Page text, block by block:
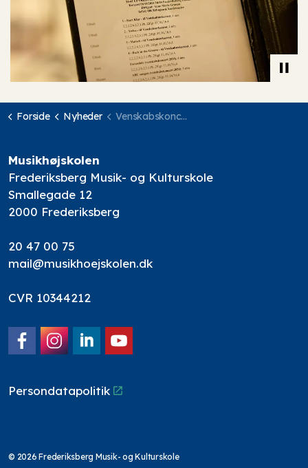
Forside Nyheder Venskabskoncert Copenhagen Phil 2024
Musikhøjskolen
Frederiksberg Musik- og Kulturskole
Smallegade 12
2000 Frederiksberg
20 47 00 75
mail@musikhoejskolen.dk
CVR 10344212
Persondatapolitik
© 2026 Frederiksberg Musik- og Kulturskole